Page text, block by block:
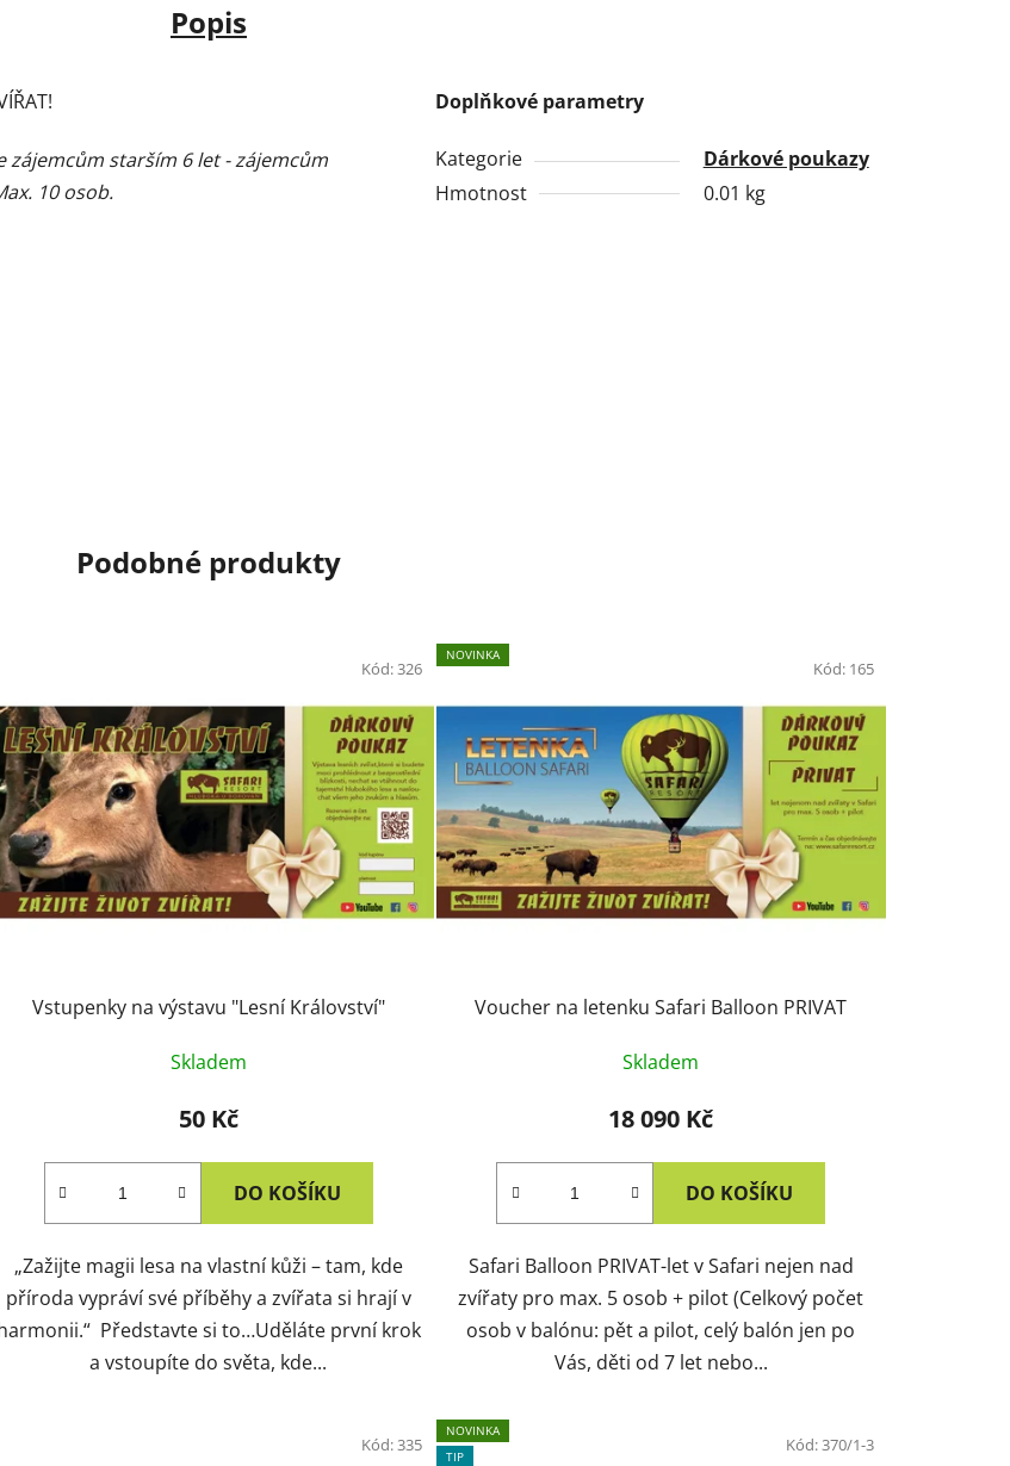
Popis
starším 6 let - zájemcům
10 osob.
Doplňkové parametry
Kategorie
Dárkové poukazy
Hmotnost
0.01 kg
Podobné produkty
Vstupenky na výstavu "Lesní Království"
Skladem
50 Kč
DO KOŠÍKU
„Zažijte magii lesa na vlastní kůži – tam, kde
příroda vypráví své příběhy a zvířata si hrají v
Představte si to…Uděláte první krok
a vstoupíte do světa, kde...
Kód:326
NOVINKA
Voucher na letenku Safari Balloon PRIVAT
Skladem
18 090 Kč
DO KOŠÍKU
Safari Balloon PRIVAT-let v Safari nejen nad
zvířaty pro max. 5 osob + pilot (Celkový počet
osob v balónu: pět a pilot, celý balón jen po
Vás, děti od 7 let nebo...
Kód: 165
Kód:335
NOVINKA
TIP
Kód:370/1-3